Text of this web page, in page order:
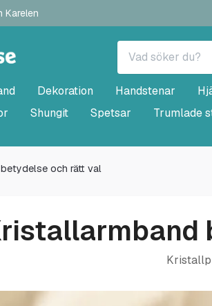
Karelen
Dekoration Handstenar
Shungit Spetsar Trumlade
och rätt val